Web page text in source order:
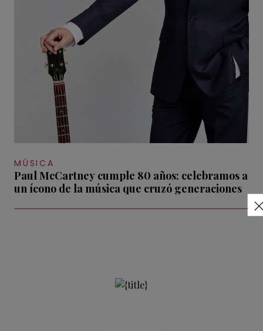
MÚSICA
Paul McCartney cumple 80 años: celebramos a
un ícono de la música que cruzó generaciones